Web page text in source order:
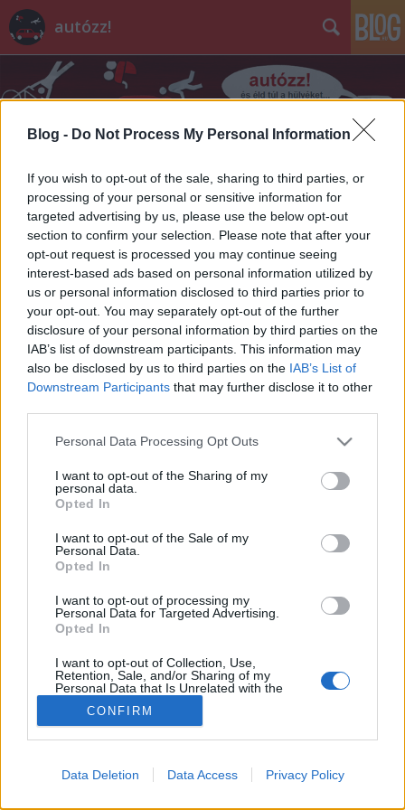
Blog - Do Not Process My Personal Information
If you wish to opt-out of the sale, sharing to third parties, or
processing of your personal or sensitive information for
targeted advertising by us, please use the below opt-out
section to confirm your selection. Please note that after your
opt-out request is processed you may continue seeing
interest-based ads based on personal information utilized by
us or personal information disclosed to third parties prior to
your opt-out. You may separately opt-out of the further
disclosure of your personal information by third parties on the
IAB’s list of downstream participants. This information may
also be disclosed by us to third parties on the IAB’s List of
Downstream Participants that may further disclose it to other
Please note that this website/app uses one or more Google
not limited to your visit or usage behaviour. You may click to
grant or deny consent to Google and its third-party tags to
use your data for below specified purposes in below Google
consent section.
Personal Data Processing Opt Outs
I want to opt-out of the Sharing of my
personal data.
Opted In
I want to opt-out of the Sale of my
Personal Data.
Opted In
I want to opt-out of processing my
Personal Data for Targeted Advertising.
Opted In
I want to opt-out of Collection, Use,
Retention, Sale, and/or Sharing of my
Personal Data that Is Unrelated with the
Purposes for which it was collected.
Opted Out
I want to allow Google to enable storage
related to advertising like cookies on web or
CONFIRM
Data Deletion Data Access Privacy Policy
autózz!
Címkék»hitel
Csalásra buzdít a szerelő
SilentSound•2011. január 27.
Úgy tűnik, lassan iparág épül a bedőlt hiteles
autókra. Ha már nem éri meg ellopatni sem, hát ki
kell szedni belőle mindent, ami értékesíthető, de
azért elmegy nélküle a kocsi. Egy ilyen hirdetésre
Paraszt módjára hajtunk
SilentSound•2009. augusztus 26.
Kizárt dolog, hogy a születésnapunkon valami
fejletépős-vérbefagyós esetleírást adjunk közre,
jött, népmesei elemekkel gazdagon átszőtt
agymenése, amit szülinapi ajándékként küldött